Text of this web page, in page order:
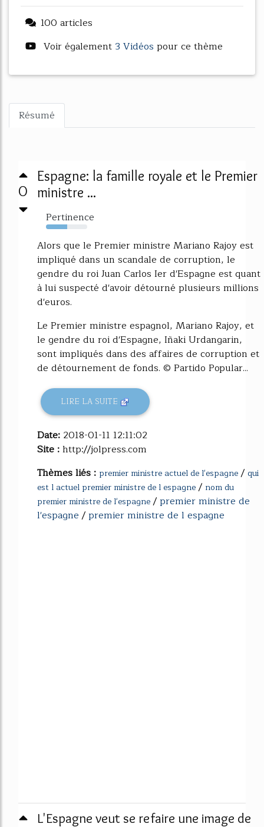
100 articles
Voir également 3 Vidéos pour ce thème
Résumé
0
Espagne: la famille royale et le Premier
ministre ...
Pertinence
51%
Alors que le Premier ministre Mariano Rajoy est
impliqué dans un scandale de corruption, le
gendre du roi Juan Carlos Ier d'Espagne est quant
à lui suspecté d'avoir détourné plusieurs millions
d'euros.
Le Premier ministre espagnol, Mariano Rajoy, et
le gendre du roi d'Espagne, Iñaki Urdangarin,
sont impliqués dans des affaires de corruption et
de détournement de fonds. © Partido Popular...
LIRE LA SUITE
Date: 2018-01-11 12:11:02
Site :http://jolpress.com
Thèmes liés : premier ministre actuel de l'espagne/ qui
est l actuel premier ministre de l espagne/ nom du
premier ministre de l'espagne/premier ministre de
l'espagne/premier ministre de l espagne
L'Espagne veut se refaire une image de